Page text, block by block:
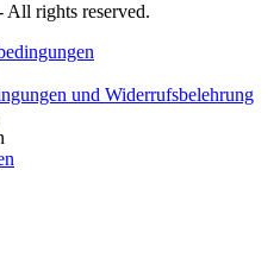
All rights reserved.
und Widerrufsbelehrung